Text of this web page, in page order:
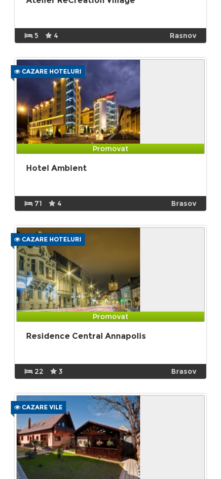
5 4 Rasnov
CAZARE HOTELURI
Promovat
Hotel Ambient
71 4 Brasov
CAZARE HOTELURI
Promovat
Residence Central Annapolis
22 3 Brasov
CAZARE VILE